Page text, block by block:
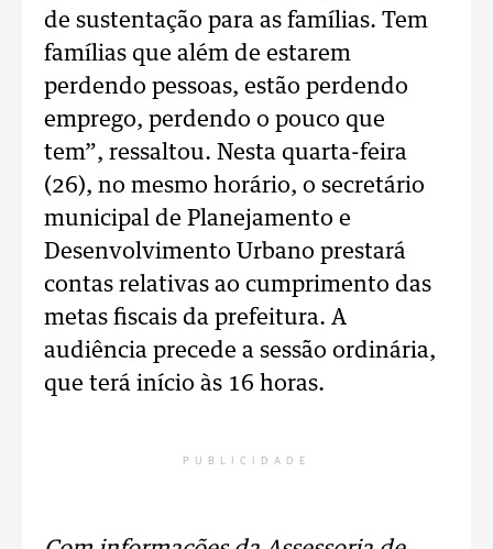
de sustentação para as famílias. Tem
famílias que além de estarem
perdendo pessoas, estão perdendo
emprego, perdendo o pouco que
tem”, ressaltou. Nesta quarta-feira
(26), no mesmo horário, o secretário
municipal de Planejamento e
Desenvolvimento Urbano prestará
contas relativas ao cumprimento das
metas fiscais da prefeitura. A
audiência precede a sessão ordinária,
que terá início às 16 horas.
PUBLICIDADE